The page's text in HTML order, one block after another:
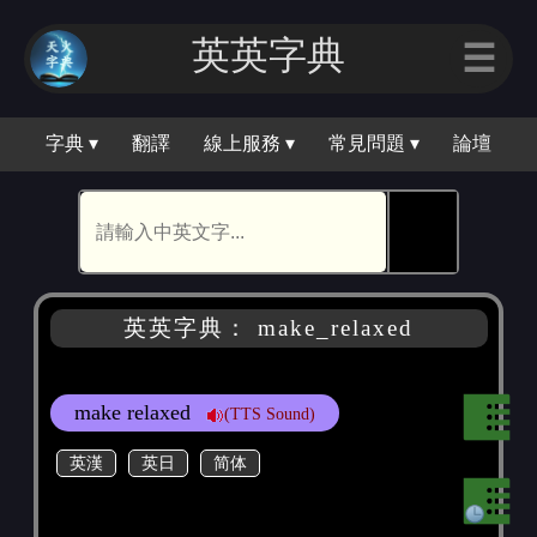
英英字典 ☰
字典 ▾ 翻譯 線上服務 ▾ 常見問題 ▾ 論壇
英英字典： make_relaxed
make relaxed (TTS Sound)
英漢 英日 简体